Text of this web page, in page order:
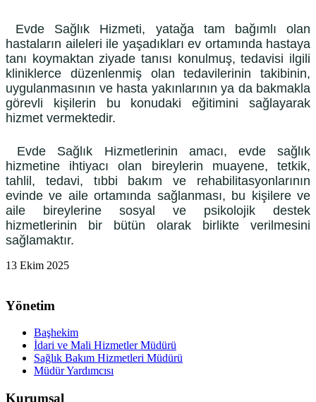
Evde Sağlık Hizmeti, yatağa tam bağımlı olan
hastaların aileleri ile yaşadıkları ev ortamında hastaya
tanı koymaktan ziyade tanısı konulmuş, tedavisi ilgili
kliniklerce düzenlenmiş olan tedavilerinin takibinin,
uygulanmasının ve hasta yakınlarının ya da bakmakla
görevli kişilerin bu konudaki eğitimini sağlayarak
hizmet vermektedir.
Evde Sağlık Hizmetlerinin amacı, evde sağlık
hizmetine ihtiyacı olan bireylerin muayene, tetkik,
tahlil, tedavi, tıbbi bakım ve rehabilitasyonlarının
evinde ve aile ortamında sağlanması, bu kişilere ve
aile bireylerine sosyal ve psikolojik destek
hizmetlerinin bir bütün olarak birlikte verilmesini
sağlamaktır.
13 Ekim 2025
Yönetim
Başhekim
İdari ve Mali Hizmetler Müdürü
Sağlık Bakım Hizmetleri Müdürü
Müdür Yardımcısı
Kurumsal